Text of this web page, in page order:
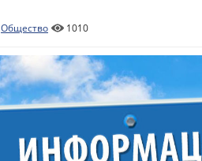
Общество 1010